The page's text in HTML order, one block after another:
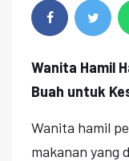
Wanita Hamil
Buah untuk
Wanita hamil
makanan yang